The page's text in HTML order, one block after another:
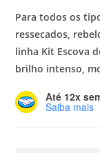
Para todos os
ressecados,
linha Kit Escova
brilho intenso,
Até 12x
Saiba mais